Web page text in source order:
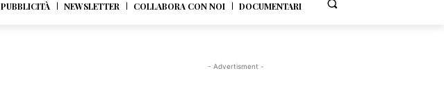
PUBBLICITÀ NEWSLETTER COLLABORA CON NOI DOCUMENTARI
- Advertisment -